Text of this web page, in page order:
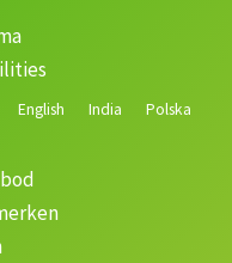
English India
Polska